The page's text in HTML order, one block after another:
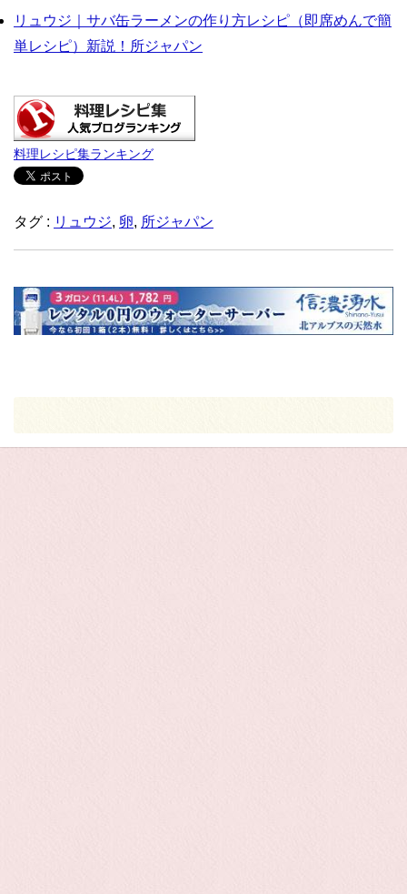
リュウジ｜サバ缶ラーメンの作り方レシピ（即席めんで簡
単レシピ）新説！所ジャパン
料理レシピ集ランキング
タグ : リュウジ, 卵, 所ジャパン